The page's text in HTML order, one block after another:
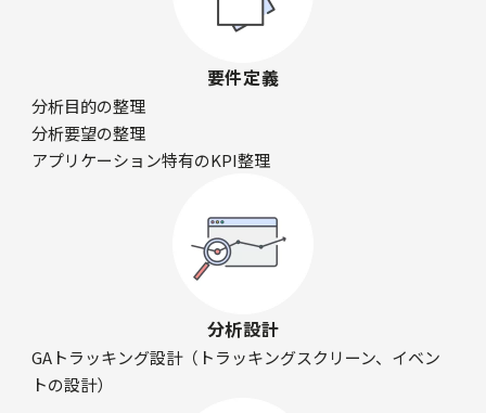
要件定義
分析目的の整理
分析要望の整理
アプリケーション特有のKPI整理
分析設計
GAトラッキング設計（トラッキングスクリーン、イベン
トの設計）